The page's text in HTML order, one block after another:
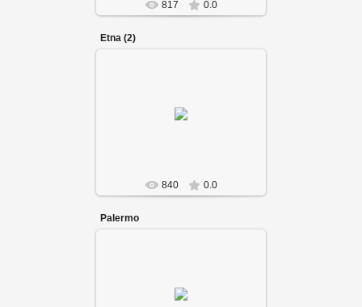
817 0.0
Etna (2)
840 0.0
Palermo